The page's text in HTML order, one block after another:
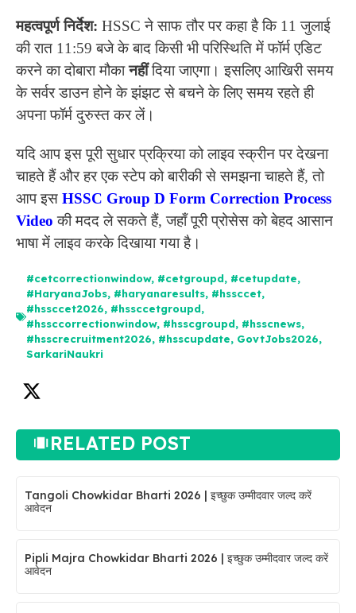
महत्वपूर्ण निर्देश: HSSC ने साफ तौर पर कहा है कि 11 जुलाई
की रात 11:59 बजे के बाद किसी भी परिस्थिति में फॉर्म एडिट
करने का दोबारा मौकानहींदिया जाएगा। इसलिए आखिरी समय
के सर्वर डाउन होने के झंझट से बचने के लिए समय रहते ही
अपना फॉर्म दुरुस्त कर लें।
यदि आप इस पूरी सुधार प्रक्रिया को लाइव स्क्रीन पर देखना
चाहते हैं और हर एक स्टेप को बारीकी से समझना चाहते हैं, तो
आप इस HSSC Group D Form Correction Process
Video की मदद ले सकते हैं, जहाँ पूरी प्रोसेस को बेहद आसान
भाषा में लाइव करके दिखाया गया है।
#cetcorrectionwindow, #cetgroupd, #cetupdate,
#HaryanaJobs, #haryanaresults, #hssccet,
#hssccet2026, #hssccetgroupd,
#hssccorrectionwindow, #hsscgroupd, #hsscnews,
#hsscrecruitment2026, #hsscupdate, GovtJobs2026,
SarkariNaukri
RELATED POST
Tangoli Chowkidar Bharti 2026 | इच्छुक उम्मीदवार जल्द करें
आवेदन
Pipli Majra Chowkidar Bharti 2026 | इच्छुक उम्मीदवार जल्द करें
आवेदन